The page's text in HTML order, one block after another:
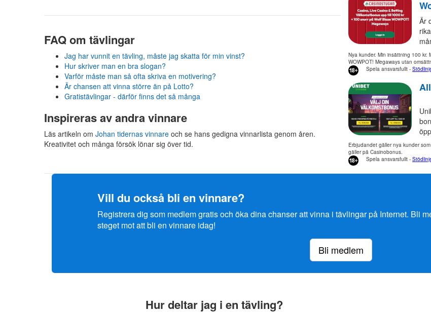
FAQ om tävlingar
Jag har vunnit en tävling, måste jag skatta för min vinst?
Hur skriver man en bra slogan?
Varför måste man så ofta skriva en motivering?
Är chansen att vinna större än på Lotto?
Gratistävlingar - därför finns det så många
Inspireras av andra vinnare
Läs artikeln om Johan tidernas vinnare och se hans gedigna vinnarlista genom åren.
Kreativitet och många försök lönar sig över tid.
Är
Nya kunder. Min insättning 100 kr.
WOWPOT! Megaways utan
Spela ansvarsfullt -
Erbjudandet gäller nya kunder
gäller på Casinobonus.
Spela ansvarsfullt -
Vill du också bli en vinnare?
Registrera dig som medlem gratis och öka dina chanser att vinna i tävlingar på Internet. Bli
steget mot att bli en vinnare idag!
Bli medlem
Hur deltar jag i en tävling?